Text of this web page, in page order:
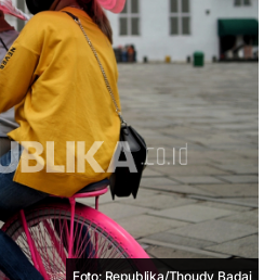
Foto: Republika/Thoudy Badai